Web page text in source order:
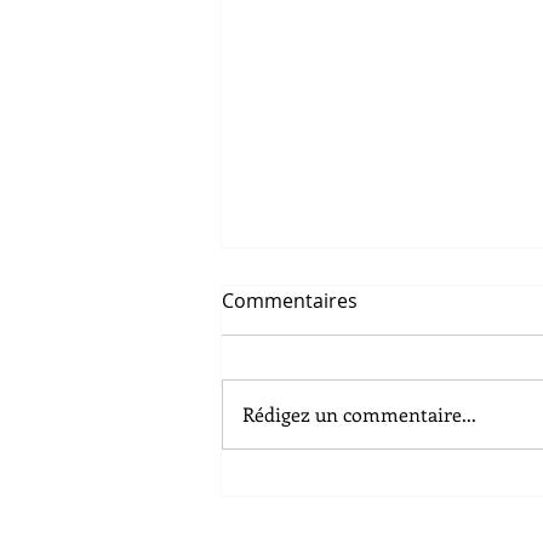
Le masque de protection
masque. Il nous est
recommandé et il est même
Commentaires
Rédigez un commentaire...